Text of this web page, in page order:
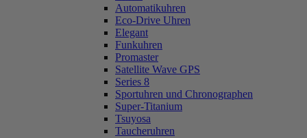
Automatikuhren
Eco-Drive Uhren
Elegant
Funkuhren
Promaster
Satellite Wave GPS
Series 8
Sportuhren und Chronographen
Super-Titanium
Tsuyosa
Taucheruhren